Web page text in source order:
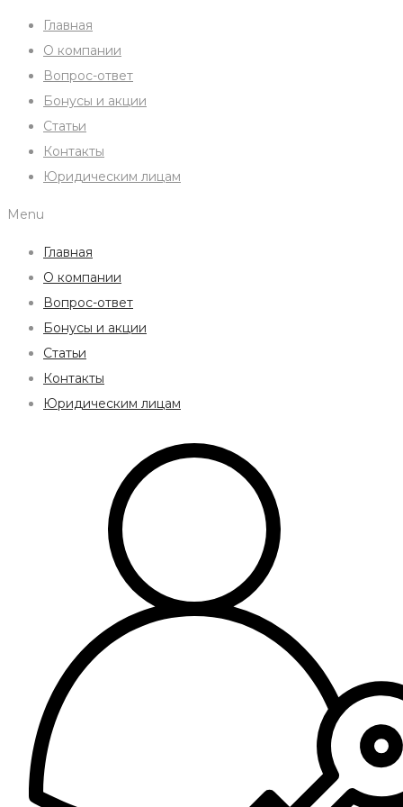
Главная
О компании
Вопрос-ответ
Бонусы и акции
Статьи
Контакты
Юридическим лицам
Menu
Главная
О компании
Вопрос-ответ
Бонусы и акции
Статьи
Контакты
Юридическим лицам